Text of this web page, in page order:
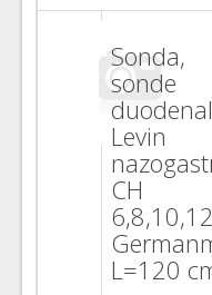
Sonda,
sonde
Levin
CH
L=120